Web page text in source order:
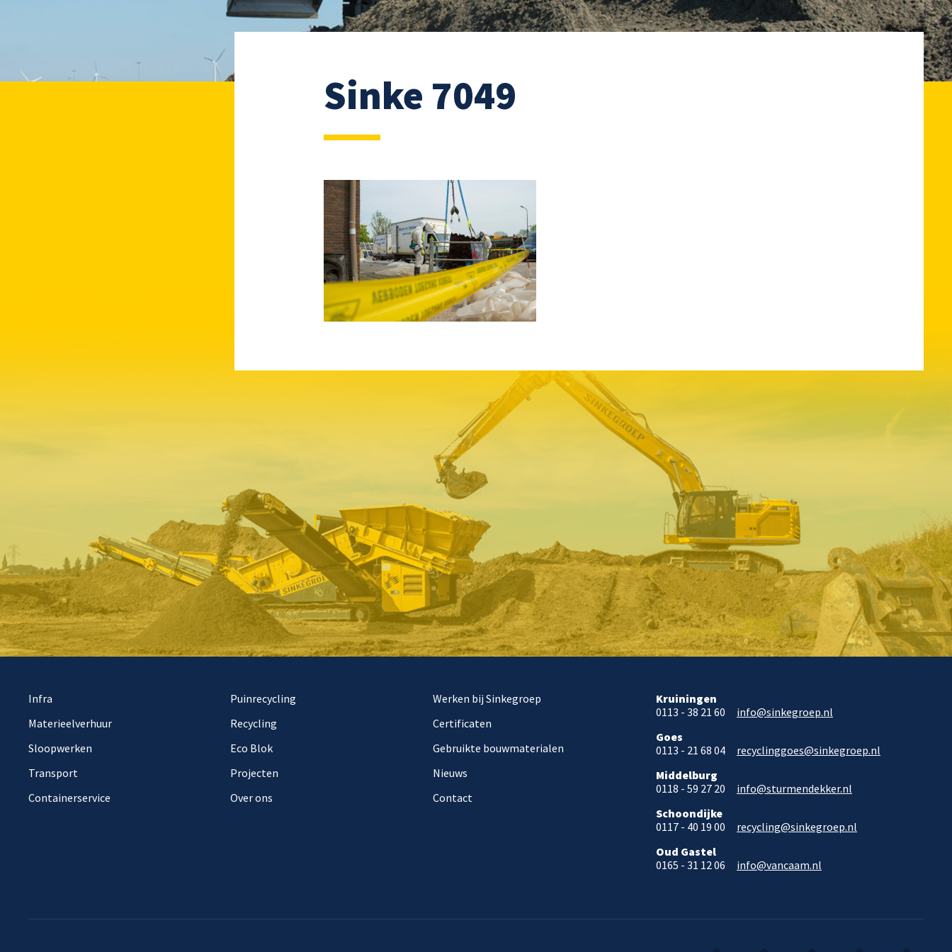
Sinke 7049
Infra
Materieelverhuur
Sloopwerken
Transport
Containerservice
Puinrecycling
Recycling
Eco Blok
Projecten
Over ons
Werken bij Sinkegroep
Certificaten
Gebruikte bouwmaterialen
Nieuws
Contact
Kruiningen
0113 - 38 21 60
info@sinkegroep.nl
Goes
0113 - 21 68 04
recyclinggoes@sinkegroep.nl
Middelburg
0118 - 59 27 20
info@sturmendekker.nl
Schoondijke
0117 - 40 19 00
recycling@sinkegroep.nl
Oud Gastel
0165 - 31 12 06
info@vancaam.nl